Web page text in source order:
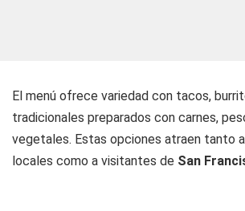
El menú ofrece variedad con tacos,
tradicionales preparados con carnes,
vegetales. Estas opciones atraen tanto
locales como a visitantes de San